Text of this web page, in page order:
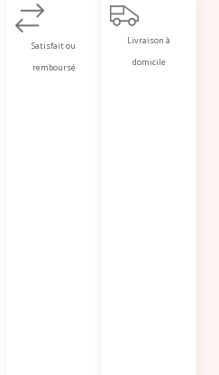
Satisfait ou
remboursé
Livraison à
domicile